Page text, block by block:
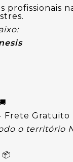
profissionais
Frete Gratuito
o território
📦